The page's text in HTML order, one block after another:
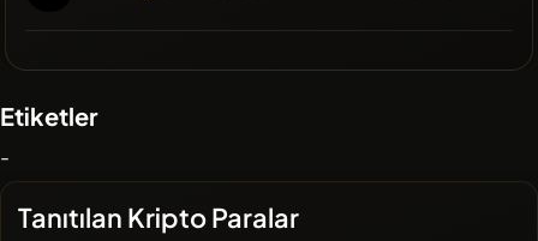
Etiketler
-
Tanıtılan Kripto Paralar